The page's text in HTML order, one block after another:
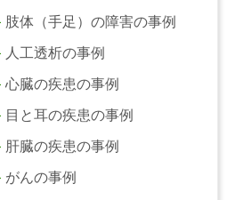
肢体（手足）の障害の事例
人工透析の事例
心臓の疾患の事例
目と耳の疾患の事例
肝臓の疾患の事例
がんの事例